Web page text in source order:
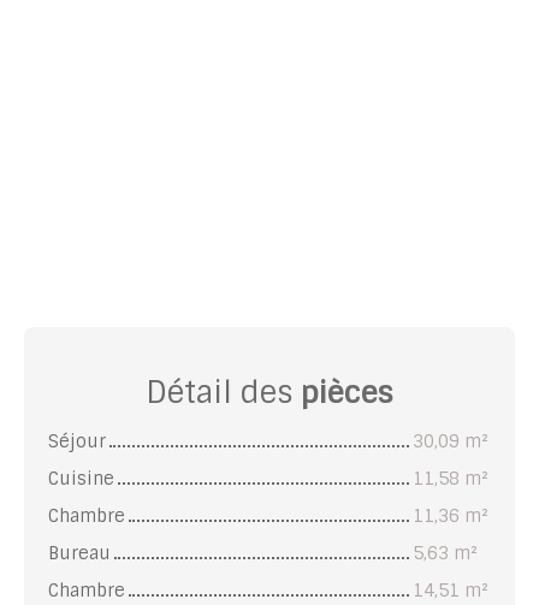
Détail des pièces
Séjour
30,09 m²
Cuisine
11,58 m²
Chambre
11,36 m²
Bureau
5,63 m²
Chambre
14,51 m²